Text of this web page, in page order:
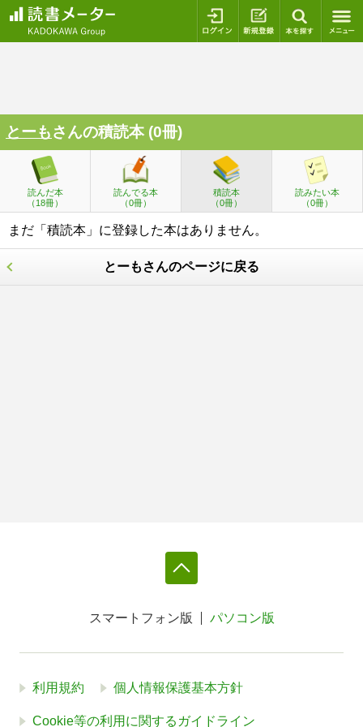
ログイン 新規登録
とーもさんの積読本 (0冊)
読んだ本
（18冊）
読んでる本
（0冊）
積読本
（0冊）
読みたい本
（0冊）
まだ「積読本」に登録した本はありません。
とーもさんのページに戻る
スマートフォン版 パソコン版
利用規約 個人情報保護基本方針
Cookie等の利用に関するガイドライン